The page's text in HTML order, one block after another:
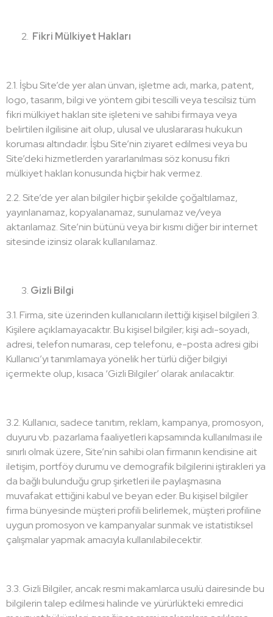
Fikri Mülkiyet Hakları
2.1. İşbu Site’de yer alan ünvan, işletme adı, marka, patent,
logo, tasarım, bilgi ve yöntem gibi tescilli veya tescilsiz tüm
fikri mülkiyet hakları site işleteni ve sahibi firmaya veya
belirtilen ilgilisine ait olup, ulusal ve uluslararası hukukun
koruması altındadır. İşbu Site’nin ziyaret edilmesi veya bu
Site’deki hizmetlerden yararlanılması söz konusu fikri
mülkiyet hakları konusunda hiçbir hak vermez.
2.2. Site’de yer alan bilgiler hiçbir şekilde çoğaltılamaz,
yayınlanamaz, kopyalanamaz, sunulamaz ve/veya
aktarılamaz. Site’nin bütünü veya bir kısmı diğer bir internet
sitesinde izinsiz olarak kullanılamaz.
Gizli Bilgi
3.1. Firma, site üzerinden kullanıcıların ilettiği kişisel bilgileri 3.
Kişilere açıklamayacaktır. Bu kişisel bilgiler; kişi adı-soyadı,
adresi, telefon numarası, cep telefonu, e-posta adresi gibi
Kullanıcı’yı tanımlamaya yönelik her türlü diğer bilgiyi
içermekte olup, kısaca ‘Gizli Bilgiler’ olarak anılacaktır.
3.2. Kullanıcı, sadece tanıtım, reklam, kampanya, promosyon,
duyuru vb. pazarlama faaliyetleri kapsamında kullanılması ile
sınırlı olmak üzere, Site’nin sahibi olan firmanın kendisine ait
iletişim, portföy durumu ve demografik bilgilerini iştirakleri ya
da bağlı bulunduğu grup şirketleri ile paylaşmasına
muvafakat ettiğini kabul ve beyan eder. Bu kişisel bilgiler
firma bünyesinde müşteri profili belirlemek, müşteri profiline
uygun promosyon ve kampanyalar sunmak ve istatistiksel
çalışmalar yapmak amacıyla kullanılabilecektir.
3.3. Gizli Bilgiler, ancak resmi makamlarca usulü dairesinde bu
bilgilerin talep edilmesi halinde ve yürürlükteki emredici